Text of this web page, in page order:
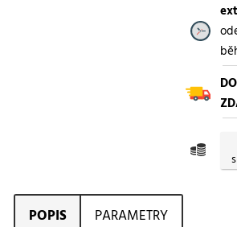
POPIS PARAMETRY